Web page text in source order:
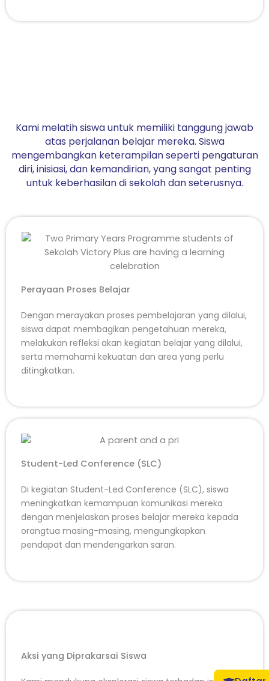
Kami melatih siswa untuk memiliki tanggung jawab
atas perjalanan belajar mereka. Siswa
mengembangkan keterampilan seperti pengaturan
diri, inisiasi, dan kemandirian, yang sangat penting
untuk keberhasilan di sekolah dan seterusnya.
Perayaan Proses Belajar
Dengan merayakan proses pembelajaran yang dilalui,
siswa dapat membagikan pengetahuan mereka,
melakukan refleksi akan kegiatan belajar yang dilalui,
serta memahami kekuatan dan area yang perlu
ditingkatkan.
Student-Led Conference (SLC)
Di kegiatan Student-Led Conference (SLC), siswa
meningkatkan kemampuan komunikasi mereka
dengan menjelaskan proses belajar mereka kepada
orangtua masing-masing, mengungkapkan
pendapat dan mendengarkan saran.
Aksi yang Diprakarsai Siswa